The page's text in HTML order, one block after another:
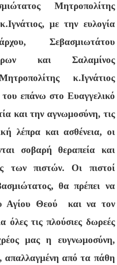
Μητροπολίτης
με την ευλογία
Σεβασμιωτάτου
και Σαλαμίνος
κ.Ιγνάτιος
επάνω στο Ευαγγελικό
και την αγνωμοσύνη, τις
λέπρα και ασθένεια, οι
σοβαρή θεραπεία και
των πιστών. Οι πιστοί
θα πρέπει να
Αγίου Θεού και να τον
όλες τις πλούσιες δωρεές
μας η ευγνωμοσύνη,
απαλλαγμένη από τα πάθη